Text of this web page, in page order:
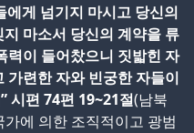
에게 넘기지 마시고 당신의
마소서 당신의 계약을 류
력이 들어찼으니 짓밟힌 자
가련한 자와 빈궁한 자들이
시편 74편 19~21절(남북
에 의한 조직적이고 광범